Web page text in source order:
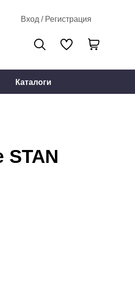
Вход / Регистрация
Каталоги
STAN